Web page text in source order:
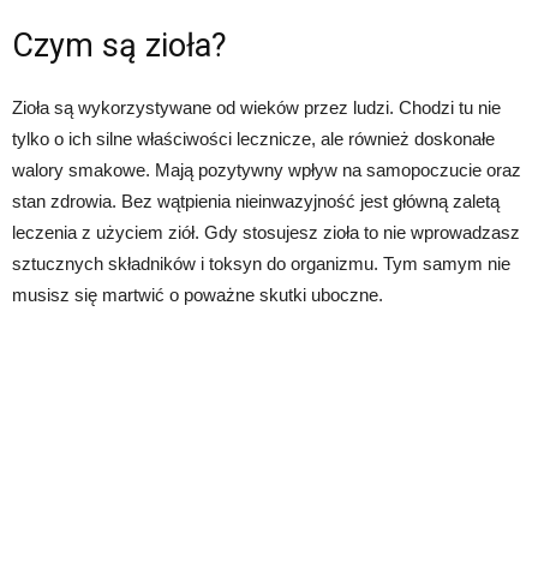
Czym są zioła?
Zioła są wykorzystywane od wieków przez ludzi. Chodzi tu nie
tylko o ich silne właściwości lecznicze, ale również doskonałe
walory smakowe. Mają pozytywny wpływ na samopoczucie oraz
stan zdrowia. Bez wątpienia nieinwazyjność jest główną zaletą
leczenia z użyciem ziół. Gdy stosujesz zioła to nie wprowadzasz
sztucznych składników i toksyn do organizmu. Tym samym nie
musisz się martwić o poważne skutki uboczne.